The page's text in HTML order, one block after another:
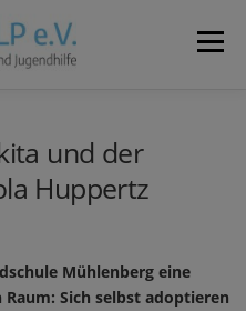
Menü
und der
Huppertz
Mühlenberg eine
Sich selbst adoptieren